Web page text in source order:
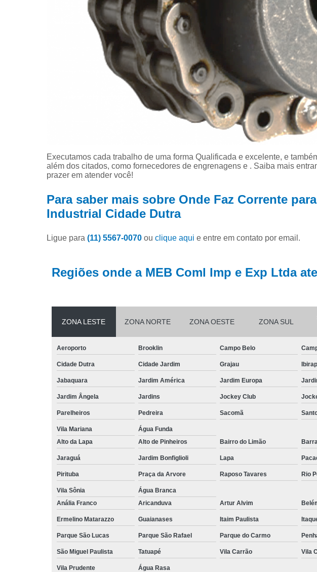
Executamos cada trabalho de uma forma Qualificada e excelente, e
além dos citados, como fornecedores de engrenagens e . Saiba mais
prazer em atender você!
Para saber mais sobre Onde Faz Corrente
Industrial Cidade Dutra
Ligue para (11) 5567-0070 ou clique aqui e entre em contato por email.
Regiões onde a MEB Coml Imp e Exp Ltda
ZONA LESTE ZONA NORTE ZONA OESTE ZONA SUL
Aeroporto Brooklin Campo Belo
Cidade Dutra Cidade Jardim Grajau
Jabaquara Jardim América Jardim Europa
Jardim Ângela Jardins Jockey Club
Parelheiros Pedreira Sacomã
Vila Mariana
Água Funda
Alto da Lapa
Alto de Pinheiros Bairro do Limão
Jaraguá Jardim Bonfiglioli Lapa
Pirituba Praça da Arvore Raposo Tavares Rio
Vila Sônia
Água Branca
Anália Franco
Aricanduva Artur Alvim
Ermelino Matarazzo Guaianases Itaim Paulista
Parque São Lucas Parque São Rafael Parque do Carmo
São Miguel Paulista Tatuapé Vila Carrão Vila
Vila Prudente Água Rasa